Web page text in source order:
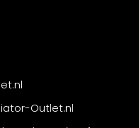
Outlet.nl